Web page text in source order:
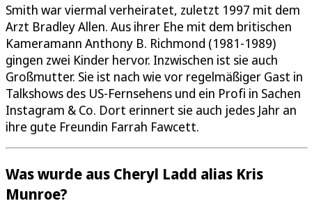
Smith war viermal verheiratet, zuletzt 1997 mit dem
Arzt Bradley Allen. Aus ihrer Ehe mit dem britischen
Kameramann Anthony B. Richmond (1981-1989)
gingen zwei Kinder hervor. Inzwischen ist sie auch
Großmutter. Sie ist nach wie vor regelmäßiger Gast in
Talkshows des US-Fernsehens und ein Profi in Sachen
Instagram & Co. Dort erinnert sie auch jedes Jahr an
ihre gute Freundin Farrah Fawcett.
Was wurde aus Cheryl Ladd alias Kris
Munroe?